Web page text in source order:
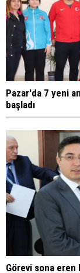
Pazar'da 7 yeni
başladı
Görevi sona eren